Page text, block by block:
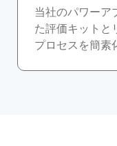
当社のパワーア
た評価キットと
プロセスを簡素